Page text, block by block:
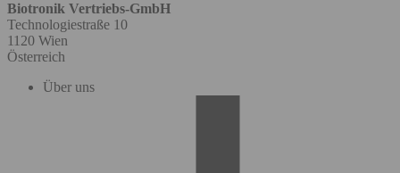
Biotronik Vertriebs-GmbH
Technologiestraße 10
1120 Wien
Österreich
Über uns